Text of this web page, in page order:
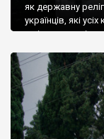
як державну
українців, які
є відданими